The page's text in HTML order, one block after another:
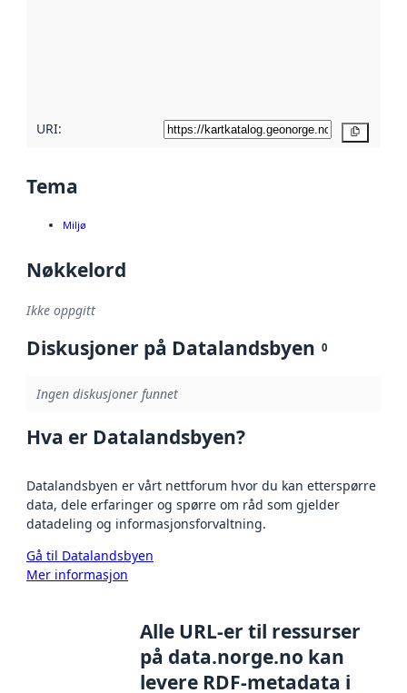
URI:
Tema
Miljø
Nøkkelord
Ikke oppgitt
Diskusjoner på Datalandsbyen 0
Ingen diskusjoner funnet
Hva er Datalandsbyen?
Datalandsbyen er vårt nettforum hvor du kan etterspørre
data, dele erfaringer og spørre om råd som gjelder
datadeling og informasjonsforvaltning.
Gå til Datalandsbyen
Mer informasjon
Alle URL-er til ressurser
på data.norge.no kan
levere RDF-metadata i